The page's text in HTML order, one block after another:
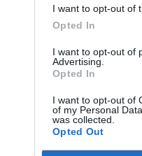
I want to opt-out of
Opted In
I want to opt-out of
Advertising.
Opted In
I want to opt-out of
of my Personal
was collected.
Opted Out